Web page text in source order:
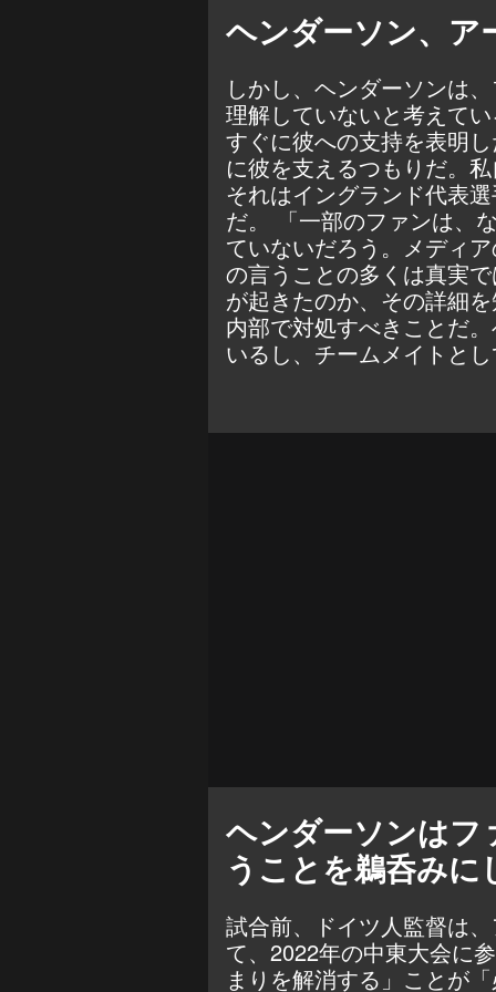
ヘンダーソン、ア
しかし、ヘンダーソンは
理解していないと考えて
すぐに彼への支持を表明
に彼を支えるつもりだ。
それはイングランド代表
だ。 「一部のファンは、
ていないだろう。メディ
の言うことの多くは真実
が起きたのか、その詳細
内部で対処すべきことだ
いるし、チームメイトと
ヘンダーソンはフ
うことを鵜呑み
試合前、ドイツ人監督は
て、2022年の中東大会に
まりを解消する」ことが